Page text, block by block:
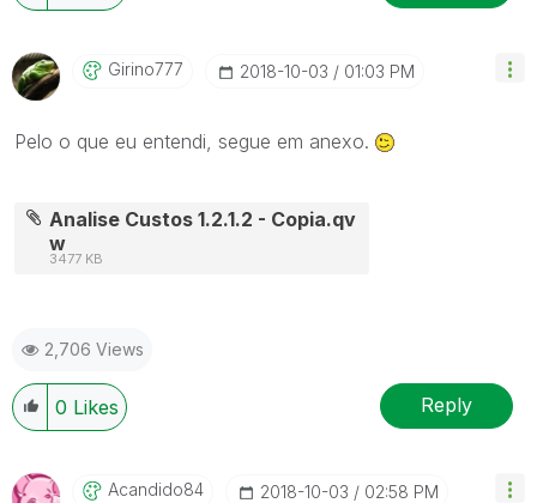
Girino777 ‎2018-10-03 01:03 PM
Pelo o que eu entendi, segue em anexo.
Analise Custos 1.2.1.2 - Copia.qv
w
3477 KB
2,706 Views
0 Likes Reply
Acandido84 ‎2018-10-03 02:58 PM